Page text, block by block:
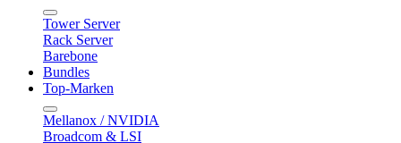
Tower Server
Rack Server
Barebone
Bundles
Top-Marken
Mellanox / NVIDIA
Broadcom & LSI